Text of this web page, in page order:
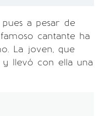
a pesar de
cantante ha
La joven, que
llevó con ella una